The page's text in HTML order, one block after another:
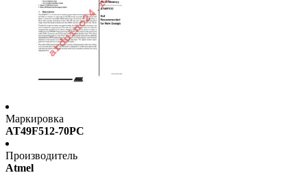
Маркировка
AT49F512-70PC
Производитель
Atmel